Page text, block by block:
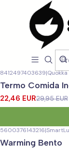
LOJA
DESCONTO
8412497403639|Quokka
Termo Comida
22,46 EUR29,95 EUR
-25%DESCONTO
5600376143216|
Warming Bento